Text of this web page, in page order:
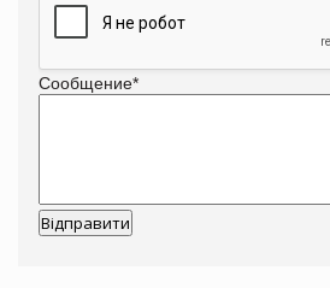
Сообщение*